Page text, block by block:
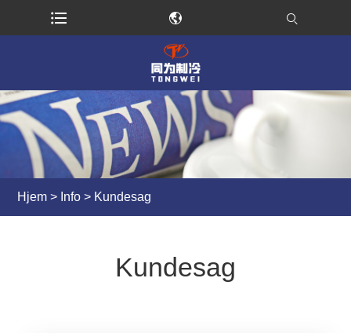
Hjem > Info > Kundesag
Kundesag